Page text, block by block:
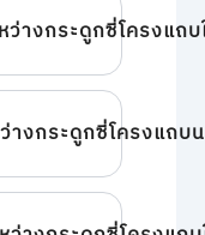
างกระดูกซี่โครงแถบ
างกระดูกซี่โครงแถบ